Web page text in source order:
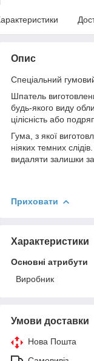
Опис
Спеціальний
Шпатель
будь-якого виду
цілісність або
Гума, з якої
ніяких темних
видаляти залишки
Приховати
Характеристики
Основні атрибути
Виробник
Умови доставки
Нова Пошта